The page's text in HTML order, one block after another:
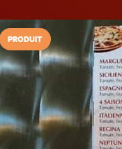
PRODUIT